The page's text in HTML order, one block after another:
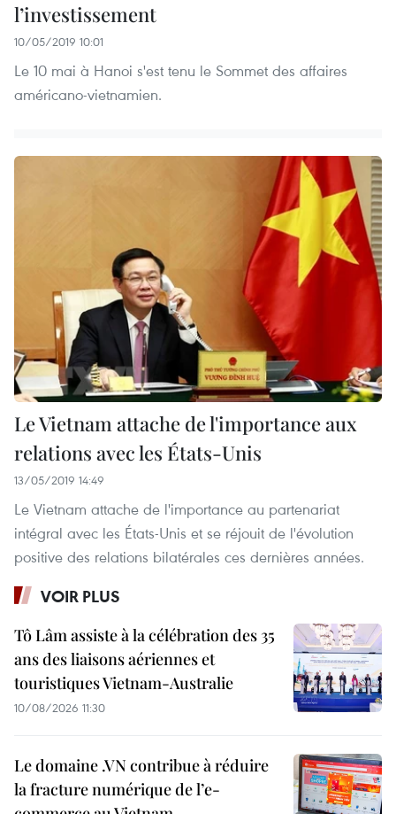
l’investissement
10/05/2019 10:01
Le 10 mai à Hanoi s'est tenu le Sommet des affaires
américano-vietnamien.
Le Vietnam attache de l'importance aux
relations avec les États-Unis
13/05/2019 14:49
Le Vietnam attache de l'importance au partenariat
intégral avec les États-Unis et se réjouit de l'évolution
positive des relations bilatérales ces dernières années.
VOIR PLUS
Tô Lâm assiste à la célébration des 35
ans des liaisons aériennes et
touristiques Vietnam-Australie
10/08/2026 11:30
Le domaine .VN contribue à réduire
la fracture numérique de l’e-